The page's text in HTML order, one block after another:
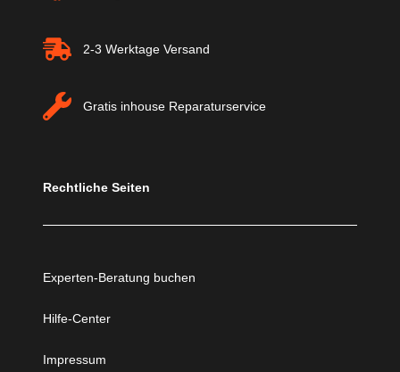
2-3 Werktage Versand
Gratis inhouse Reparaturservice
Rechtliche Seiten
Experten-Beratung buchen
Hilfe-Center
Impressum